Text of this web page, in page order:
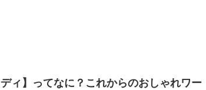
ディ】ってなに？これからのおしゃれワー